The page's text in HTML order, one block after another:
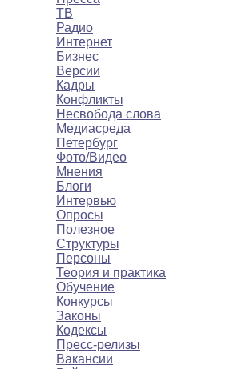
ТВ
Радио
Интернет
Бизнес
Версии
Кадры
Конфликты
Несвобода слова
Медиасреда
Петербург
Фото/Видео
Мнения
Блоги
Интервью
Опросы
Полезное
Структуры
Персоны
Теория и практика
Обучение
Конкурсы
Законы
Кодексы
Пресс-релизы
Вакансии